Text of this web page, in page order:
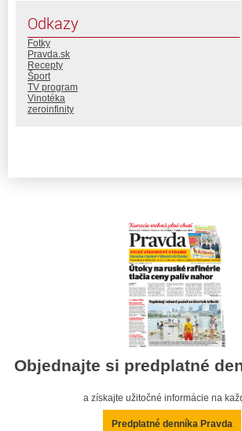
Odkazy
Fotky
Pravda.sk
Recepty
Šport
TV program
Vinotéka
zeroinfinity
Objednajte si predplatné
a získajte užitočné informácie na
Predplatné denníka Pravda